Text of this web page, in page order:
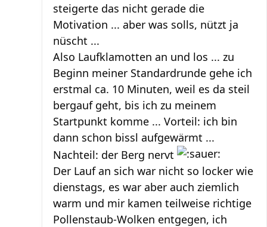
steigerte das nicht gerade die
Motivation ... aber was solls, nützt ja
nüscht ...
Also Laufklamotten an und los ... zu
Beginn meiner Standardrunde gehe ich
erstmal ca. 10 Minuten, weil es da steil
bergauf geht, bis ich zu meinem
Startpunkt komme ... Vorteil: ich bin
dann schon bissl aufgewärmt ...
Nachteil: der Berg nervt
Der Lauf an sich war nicht so locker wie
dienstags, es war aber auch ziemlich
warm und mir kamen teilweise richtige
Pollenstaub-Wolken entgegen, ich